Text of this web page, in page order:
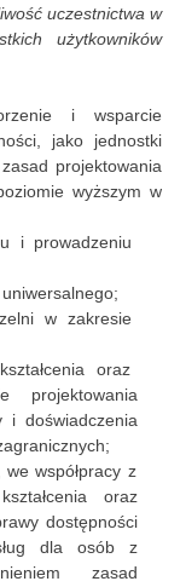
uczestnictwa w
użytkowników
i wsparcie
jako jednostki
projektowania
wyższym w
i prowadzeniu
w zakresie
oraz
projektowania
i doświadczenia
współpracy z
oraz
dostępności
dla osób z
zasad